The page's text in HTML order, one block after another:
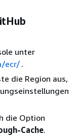
unter
ecr/.
die Region aus,
die Option
Cache.